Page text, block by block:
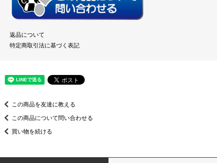
返品について
特定商取引法に基づく表記
この商品を友達に教える
この商品について問い合わせる
買い物を続ける